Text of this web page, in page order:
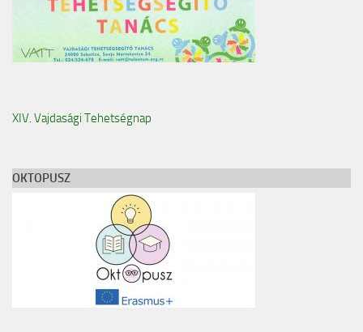
XIV. Vajdasági Tehetségnap
OKTOPUSZ